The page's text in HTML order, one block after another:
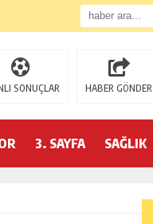
SONUÇLAR HABER GÖNDER
3. SAYFA SAĞLIK